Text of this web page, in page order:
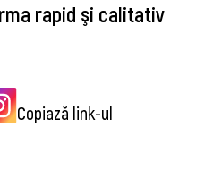
rapid şi calitativ
Copiază link-ul